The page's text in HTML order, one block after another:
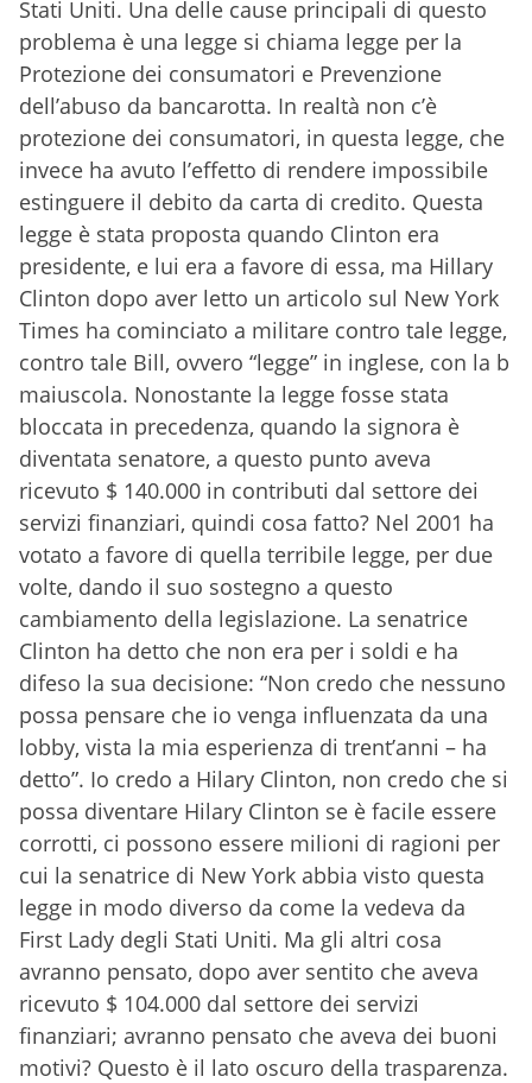
Stati Uniti. Una delle cause principali di questo
problema è una legge si chiama legge per la
Protezione dei consumatori e Prevenzione
dell’abuso da bancarotta. In realtà non c’è
protezione dei consumatori, in questa legge, che
invece ha avuto l’effetto di rendere impossibile
estinguere il debito da carta di credito. Questa
legge è stata proposta quando Clinton era
presidente, e lui era a favore di essa, ma Hillary
Clinton dopo aver letto un articolo sul New York
Times ha cominciato a militare contro tale legge,
contro tale Bill, ovvero “legge” in inglese, con la b
maiuscola. Nonostante la legge fosse stata
bloccata in precedenza, quando la signora è
diventata senatore, a questo punto aveva
ricevuto $ 140.000 in contributi dal settore dei
servizi finanziari, quindi cosa fatto? Nel 2001 ha
votato a favore di quella terribile legge, per due
volte, dando il suo sostegno a questo
cambiamento della legislazione. La senatrice
Clinton ha detto che non era per i soldi e ha
difeso la sua decisione: “Non credo che nessuno
possa pensare che io venga influenzata da una
lobby, vista la mia esperienza di trent’anni – ha
detto”. Io credo a Hilary Clinton, non credo che si
possa diventare Hilary Clinton se è facile essere
corrotti, ci possono essere milioni di ragioni per
cui la senatrice di New York abbia visto questa
legge in modo diverso da come la vedeva da
First Lady degli Stati Uniti. Ma gli altri cosa
avranno pensato, dopo aver sentito che aveva
ricevuto $ 104.000 dal settore dei servizi
finanziari; avranno pensato che aveva dei buoni
motivi? Questo è il lato oscuro della trasparenza.